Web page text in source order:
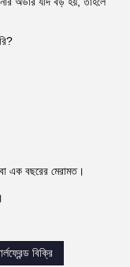
এক বছরের মেরামত।
বিক্রি